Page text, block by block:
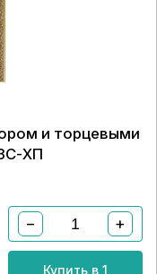
и торцевыми
ХП
− +
Купить в 1